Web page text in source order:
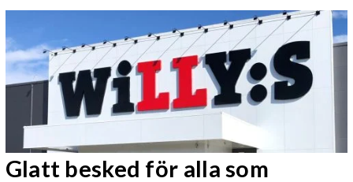
Glatt besked för alla som